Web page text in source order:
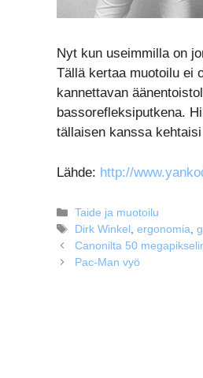
Nyt kun useimmilla on
Tällä kertaa muotoilu ei
kannettavan
bassorefleksiputkena.
tällaisen kanssa
Lähde: http://
Kategoriat
Taide ja muotoilu
Avainsanat
Dirk Winkel,ergonomia,
Canonilta 50
Pac-Man vyö